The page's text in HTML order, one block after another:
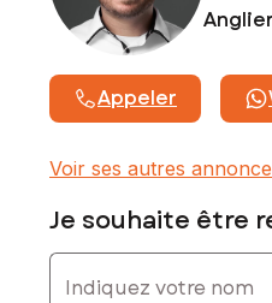
www.georisques.gouv.fr
Honoraires charge vendeur
0679719727, E-mail :
numéro 851191676
Appeler
Voir ses autres
Je souhaite être
Indiquez votre nom